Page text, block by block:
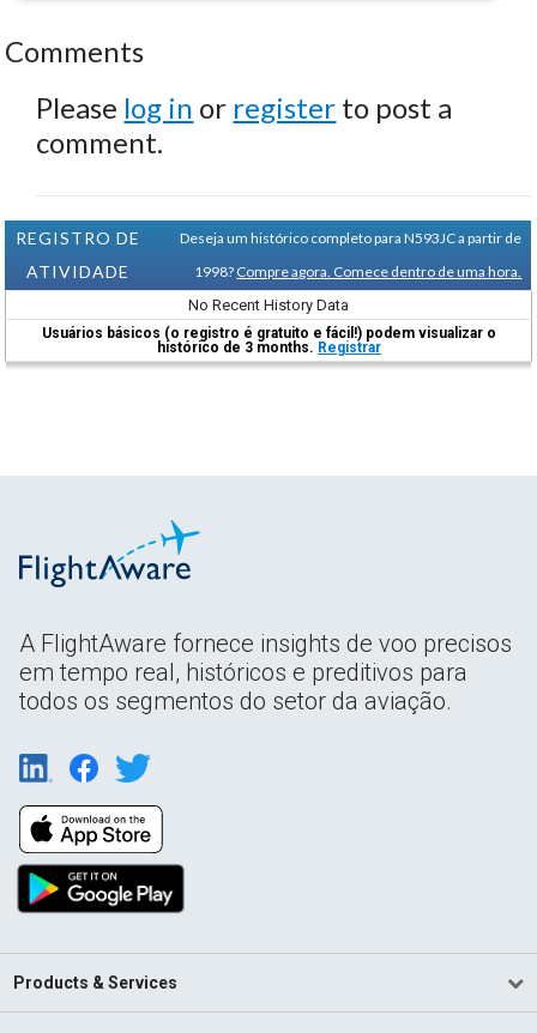
Comments
Please log in or register to post a
comment.
REGISTRO DE
ATIVIDADE
Deseja um histórico completo para N593JC a partir de
1998? Compre agora. Comece dentro de uma hora.
No Recent History Data
Usuários básicos (o registro é gratuito e fácil!) podem visualizar o
histórico de 3 months. Registrar
A FlightAware fornece insights de voo precisos
em tempo real, históricos e preditivos para
todos os segmentos do setor da aviação.
Products & Services